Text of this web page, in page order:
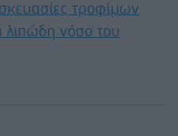
τροφίμων
λιπώδη νόσο του